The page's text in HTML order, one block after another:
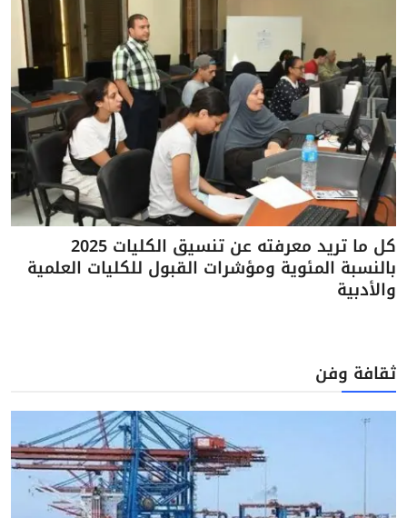
كل ما تريد معرفته عن تنسيق الكليات 2025
بالنسبة المئوية ومؤشرات القبول للكليات العلمية
والأدبية
ثقافة وفن